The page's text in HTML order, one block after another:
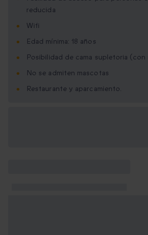
reducida
Wifi
Edad mínima: 18 años
Posibilidad de cama supletoria (con
No se admiten mascotas
Restaurante y aparcamiento.